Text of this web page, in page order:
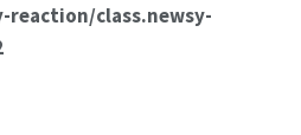
class.newsy-